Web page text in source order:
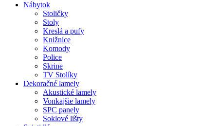
Nábytok
Stoličky
Stoly
Kreslá a pufy
Knižnice
Komody
Police
Skrine
TV Stolíky
Dekoračné lamely
Akustické lamely
Vonkajšie lamely
SPC panely
Soklové lišty